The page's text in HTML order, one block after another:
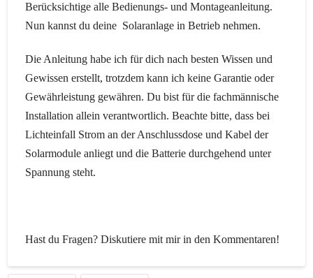
Berücksichtige alle Bedienungs- und Montageanleitung.
Nun kannst du deine Solaranlage in Betrieb nehmen.
Die Anleitung habe ich für dich nach besten Wissen und
Gewissen erstellt, trotzdem kann ich keine Garantie oder
Gewährleistung gewähren. Du bist für die fachmännische
Installation allein verantwortlich. Beachte bitte, dass bei
Lichteinfall Strom an der Anschlussdose und Kabel der
Solarmodule anliegt und die Batterie durchgehend unter
Spannung steht.
Hast du Fragen? Diskutiere mit mir in den Kommentaren!